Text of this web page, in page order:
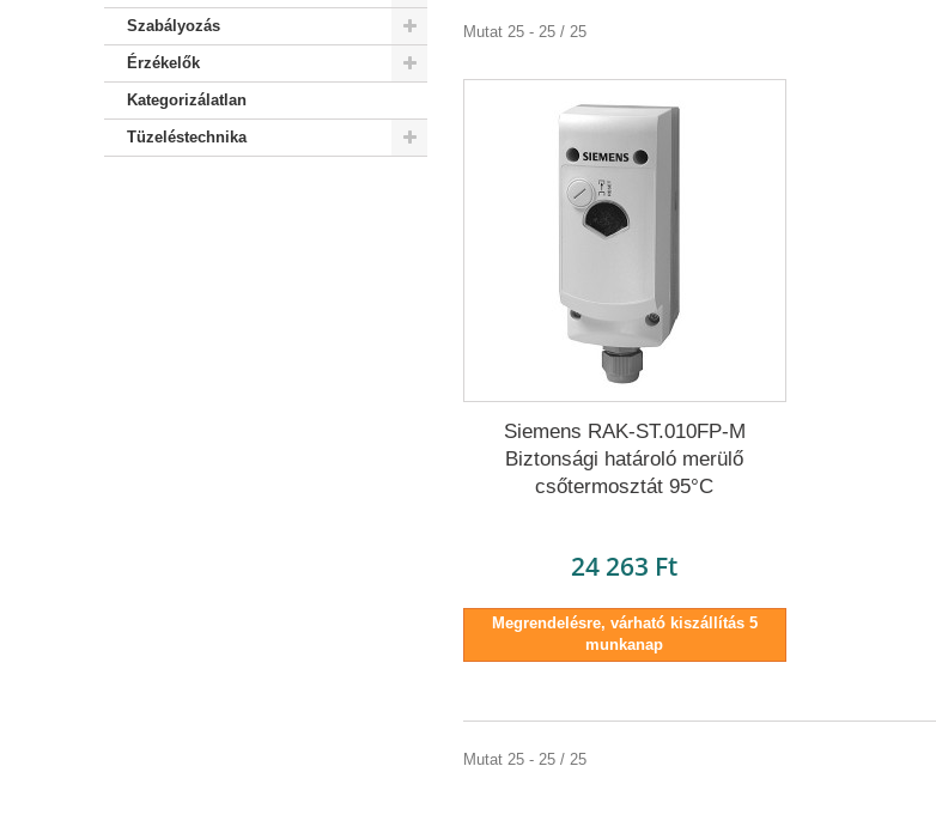
Szabályozás
Érzékelők
Kategorizálatlan
Tüzeléstechnika
Mutat 25 - 25 / 25
Siemens RAK-ST.010FP-M
Biztonsági határoló merülő
csőtermosztát 95°C
24 263 Ft
Megrendelésre, várható kiszállítás 5
munkanap
Mutat 25 - 25 / 25